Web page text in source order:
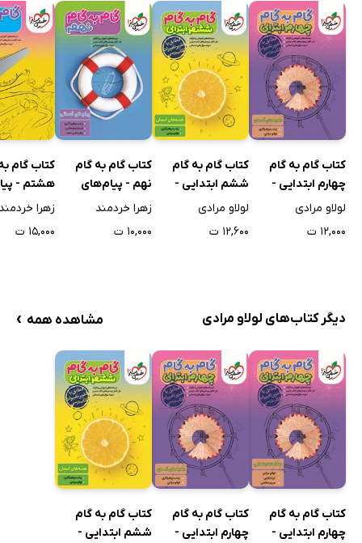
کتاب گام به گام
چهارم ابتدایی -
هدیه‌های آسمان
لولاو مرادی
۱۲,۰۰۰ ت
کتاب گام به گام
ششم ابتدایی -
هدیه‌های آسمان
لولاو مرادی
۱۲,۶۰۰ ت
کتاب گام به گام
نهم - پیام‌های
آسمان
زهرا خردمند
۱۰,۰۰۰ ت
کتاب گام
هشتم -
آسمان
زهرا
۱۵,۰۰۰ ت
دیگر کتاب‌های لولاو مرادی مشاهده همه ›
کتاب گام به گام
چهارم ابتدایی -
کتاب گام به گام
چهارم ابتدایی -
کتاب گام به گام
ششم ابتدایی -